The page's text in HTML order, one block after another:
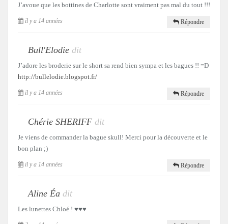
J’avoue que les bottines de Charlotte sont vraiment pas mal du tout !!!
il y a 14 années Répondre
Bull'Elodie dit
J’adore les broderie sur le short sa rend bien sympa et les bagues !! =D
http://bullelodie.blogspot.fr/
il y a 14 années Répondre
Chérie SHERIFF dit
Je viens de commander la bague skull! Merci pour la découverte et le
bon plan ;)
il y a 14 années Répondre
Aline Éa dit
Les lunettes Chloé ! ♥♥♥